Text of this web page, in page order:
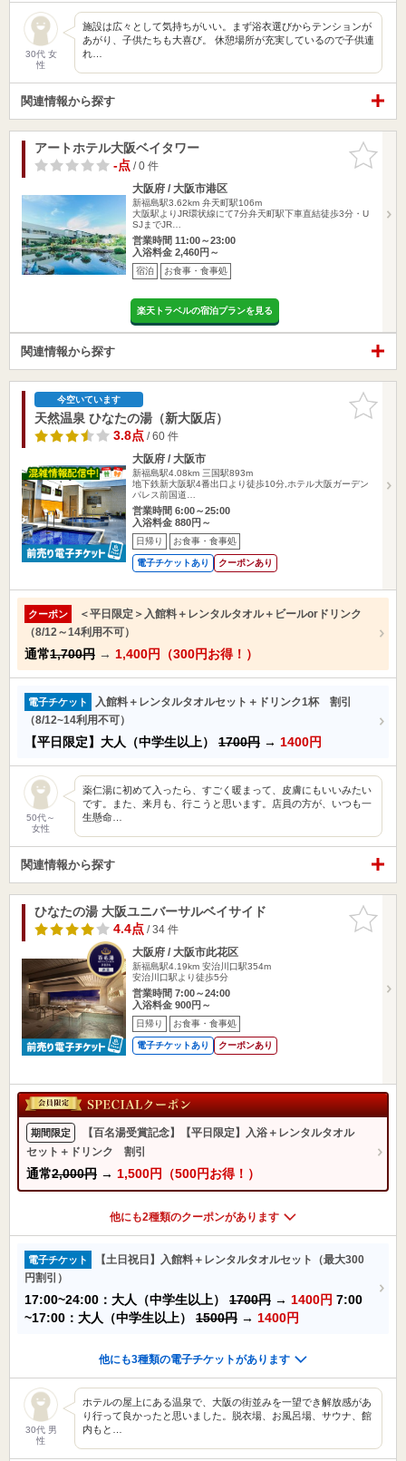
30代 女
性
施設は広々として気持ちがいい。まず浴衣選びからテンションが
あがり、子供たちも大喜び。 休憩場所が充実しているので子供連
れ…
関連情報から探す
お気に入
りに追加
アートホテル大阪ベイタワー
-点/ 0 件
大阪府 / 大阪市港区
新福島駅3.62km 弁天町駅106m
大阪駅よりJR環状線にて7分弁天町駅下車直結徒歩3分・U
SJまでJR…
営業時間 11:00～23:00
入浴料金 2,460円～
宿泊 お食事・食事処
楽天トラベルの宿泊プランを見る
関連情報から探す
お気に入
りに追加
今空いています
天然温泉 ひなたの湯（新大阪店）
3.8点/ 60 件
大阪府 / 大阪市
新福島駅4.08km 三国駅893m
地下鉄新大阪駅4番出口より徒歩10分,ホテル大阪ガーデン
パレス前国道…
営業時間 6:00～25:00
入浴料金 880円～
日帰り お食事・食事処
電子チケットあり クーポンあり
クーポン
＜平日限定＞入館料＋レンタルタオル＋ビールorドリンク
（8/12～14利用不可）
通常1,700円 → 1,400円（300円お得！）
電子チケット
入館料＋レンタルタオルセット＋ドリンク1杯 割引
（8/12~14利用不可）
【平日限定】大人（中学生以上） 1700円 → 1400円
50代～
女性
薬仁湯に初めて入ったら、すごく暖まって、皮膚にもいいみたい
です。また、来月も、行こうと思います。店員の方が、いつも一
生懸命…
関連情報から探す
お気に入
りに追加
ひなたの湯 大阪ユニバーサルベイサイド
4.4点/ 34 件
大阪府 / 大阪市此花区
新福島駅4.19km 安治川口駅354m
安治川口駅より徒歩5分
営業時間 7:00～24:00
入浴料金 900円～
日帰り お食事・食事処
電子チケットあり クーポンあり
期間限定
【百名湯受賞記念】【平日限定】入浴＋レンタルタオル
セット＋ドリンク 割引
通常2,000円 → 1,500円（500円お得！）
他にも2種類のクーポンがあります
電子チケット
【土日祝日】入館料＋レンタルタオルセット（最大300
円割引）
17:00~24:00：大人（中学生以上） 1700円 → 1400円 7:00
~17:00：大人（中学生以上） 1500円 → 1400円
他にも3種類の電子チケットがあります
30代 男
性
ホテルの屋上にある温泉で、大阪の街並みを一望でき解放感があ
り行って良かったと思いました。脱衣場、お風呂場、サウナ、館
内もと…